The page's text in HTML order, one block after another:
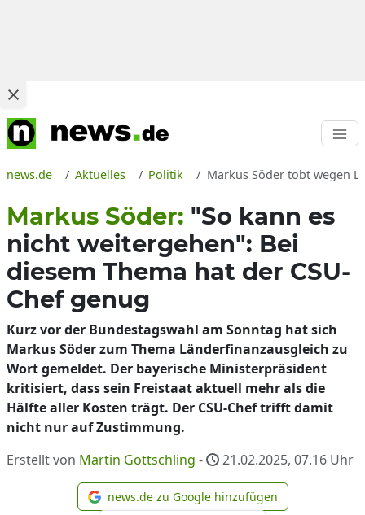
news.de Aktuelles Politik Markus Söder tobt wegen
Markus Söder: "So kann es
nicht weitergehen": Bei
diesem Thema hat der CSU-
Chef genug
Kurz vor der Bundestagswahl am Sonntag hat sich
Markus Söder zum Thema Länderfinanzausgleich zu
Wort gemeldet. Der bayerische Ministerpräsident
kritisiert, dass sein Freistaat aktuell mehr als die
Hälfte aller Kosten trägt. Der CSU-Chef trifft damit
nicht nur auf Zustimmung.
Erstellt von Martin Gottschling - 21.02.2025, 07.16 Uhr
news.de zu Google
news.de zu Google hinzufügen